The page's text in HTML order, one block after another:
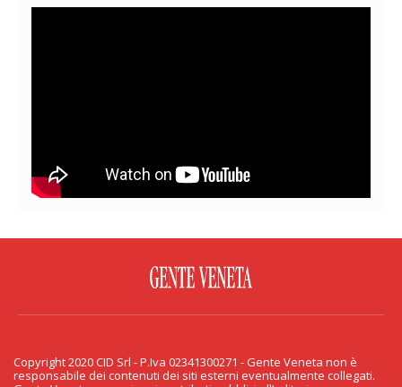
PRIVACY & COOKIE
Copyright 2020 CID Srl - P.Iva 02341300271 - Gente Veneta non è
responsabile dei contenuti dei siti esterni eventualmente collegati.